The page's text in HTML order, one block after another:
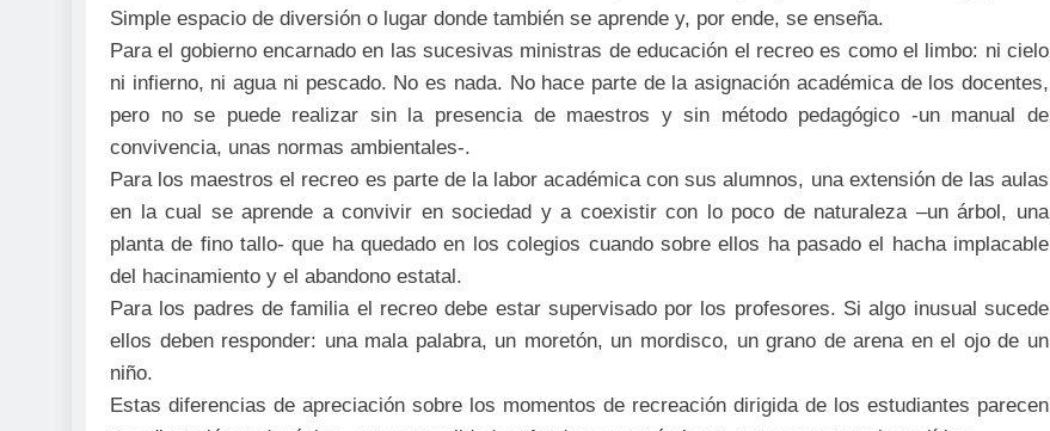
Simple espacio de diversión o lugar donde también se aprende y, por ende, se enseña.
Para el gobierno encarnado en las sucesivas ministras de educación el recreo es como el limbo: ni cielo
ni infierno, ni agua ni pescado. No es nada. No hace parte de la asignación académica de los docentes,
pero no se puede realizar sin la presencia de maestros y sin método pedagógico -un manual de
convivencia, unas normas ambientales-.
Para los maestros el recreo es parte de la labor académica con sus alumnos, una extensión de las aulas
en la cual se aprende a convivir en sociedad y a coexistir con lo poco de naturaleza –un árbol, una
planta de fino tallo- que ha quedado en los colegios cuando sobre ellos ha pasado el hacha implacable
del hacinamiento y el abandono estatal.
Para los padres de familia el recreo debe estar supervisado por los profesores. Si algo inusual sucede
ellos deben responder: una mala palabra, un moretón, un mordisco, un grano de arena en el ojo de un
niño.
Estas diferencias de apreciación sobre los momentos de recreación dirigida de los estudiantes parecen